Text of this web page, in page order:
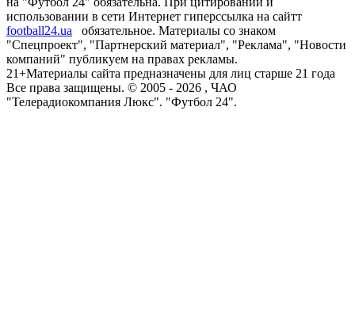
использовании в сети Интернет гиперссылка на сайтт
football24.ua
обязательное. Материалы со знаком
"Спецпроект", "Партнерский материал", "Реклама", "Новости
компаний" публикуем на правах рекламы.
21+Материалы сайта предназначены для лиц старше 21 года
Все права защищены. © 2005 - 2026 , ЧАО
"Телерадиокомпания Люкс". "Футбол 24".